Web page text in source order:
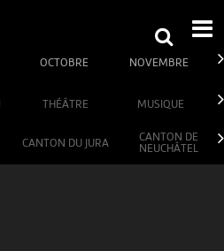
OCTOBRE NOVEMBRE
THÉÂTRE MUSIQUE
CANTON DU JURA
CANTON DE
NEUCHÂTEL